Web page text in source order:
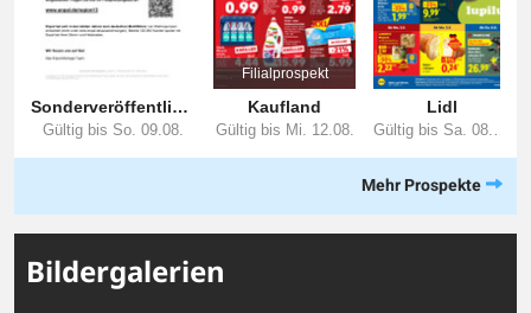
Mehr Prospekte
Bildergalerien